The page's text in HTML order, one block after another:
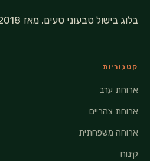
בלוג בישול טבעוני טעים. מאז 2018.
קטגוריות
ארוחת ערב
ארוחת צהריים
ארוחה משפחתית
קינוח